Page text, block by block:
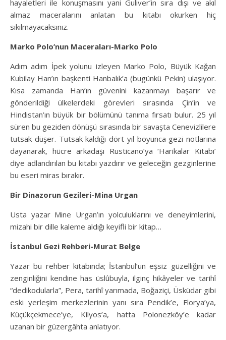
hayaletleri ile konuşmasını yani Guliver’in sıra dışı ve akıl
almaz maceralarını anlatan bu kitabı okurken hiç
sıkılmayacaksınız.
Marko Polo’nun Maceraları-Marko Polo
Adım adım İpek yolunu izleyen Marko Polo, Büyük Kağan
Kubilay Han’ın başkenti Hanbalık’a (bugünkü Pekin) ulaşıyor.
Kısa zamanda Han’ın güvenini kazanmayı başarır ve
gönderildiği ülkelerdeki görevleri sırasında Çin’in ve
Hindistan’ın büyük bir bölümünü tanıma fırsatı bulur. 25 yıl
süren bu geziden dönüşü sırasında bir savaşta Cenevizlilere
tutsak düşer. Tutsak kaldığı dört yıl boyunca gezi notlarına
dayanarak, hücre arkadaşı Rusticano’ya ‘Harikalar Kitabı’
diye adlandırılan bu kitabı yazdırır ve geleceğin gezginlerine
bu eseri miras bırakır.
Bir Dinazorun Gezileri-Mina Urgan
Usta yazar Mine Urgan’ın yolculuklarını ve deneyimlerini,
mizahi bir dille kaleme aldığı keyifli bir kitap…
İstanbul Gezi Rehberi-Murat Belge
Yazar bu rehber kitabında; İstanbul’un eşsiz güzelliğini ve
zenginliğini kendine has üslûbuyla, ilginç hikâyeler ve tarihî
“dedikodularla”, Pera, tarihî yarımada, Boğaziçi, Üsküdar gibi
eski yerleşim merkezlerinin yanı sıra Pendik’e, Florya’ya,
Küçükçekmece’ye, Kilyos’a, hatta Polonezköy’e kadar
uzanan bir güzergâhta anlatıyor.